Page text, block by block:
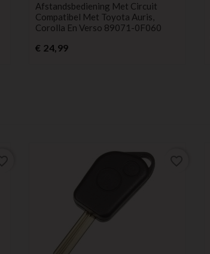
Afstandsbediening Met Circuit
Compatibel Met Toyota Auris,
Corolla En Verso 89071-0F060
€ 24,99Prijs